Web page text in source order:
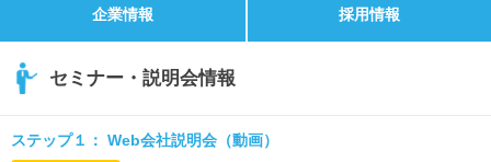
企業情報 採用情報
セミナー・説明会情報
ステップ１： Web会社説明会（動画）